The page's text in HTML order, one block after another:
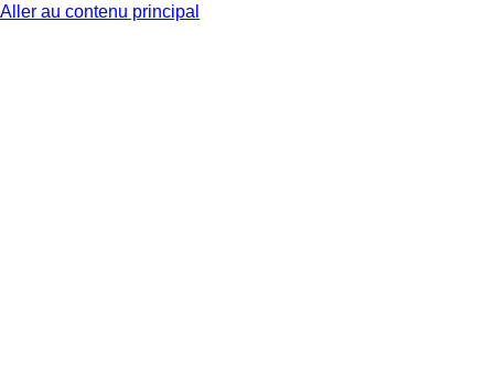
Aller au contenu principal